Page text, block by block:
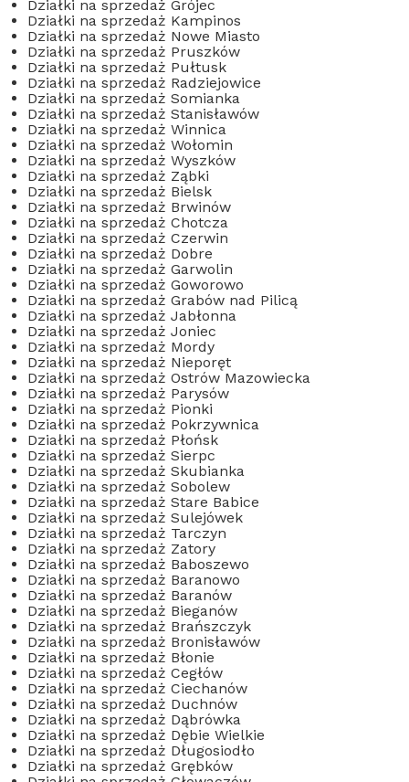
Działki na sprzedaż Grójec
Działki na sprzedaż Kampinos
Działki na sprzedaż Nowe Miasto
Działki na sprzedaż Pruszków
Działki na sprzedaż Pułtusk
Działki na sprzedaż Radziejowice
Działki na sprzedaż Somianka
Działki na sprzedaż Stanisławów
Działki na sprzedaż Winnica
Działki na sprzedaż Wołomin
Działki na sprzedaż Wyszków
Działki na sprzedaż Ząbki
Działki na sprzedaż Bielsk
Działki na sprzedaż Brwinów
Działki na sprzedaż Chotcza
Działki na sprzedaż Czerwin
Działki na sprzedaż Dobre
Działki na sprzedaż Garwolin
Działki na sprzedaż Goworowo
Działki na sprzedaż Grabów nad Pilicą
Działki na sprzedaż Jabłonna
Działki na sprzedaż Joniec
Działki na sprzedaż Mordy
Działki na sprzedaż Nieporęt
Działki na sprzedaż Ostrów Mazowiecka
Działki na sprzedaż Parysów
Działki na sprzedaż Pionki
Działki na sprzedaż Pokrzywnica
Działki na sprzedaż Płońsk
Działki na sprzedaż Sierpc
Działki na sprzedaż Skubianka
Działki na sprzedaż Sobolew
Działki na sprzedaż Stare Babice
Działki na sprzedaż Sulejówek
Działki na sprzedaż Tarczyn
Działki na sprzedaż Zatory
Działki na sprzedaż Baboszewo
Działki na sprzedaż Baranowo
Działki na sprzedaż Baranów
Działki na sprzedaż Bieganów
Działki na sprzedaż Brańszczyk
Działki na sprzedaż Bronisławów
Działki na sprzedaż Błonie
Działki na sprzedaż Cegłów
Działki na sprzedaż Ciechanów
Działki na sprzedaż Duchnów
Działki na sprzedaż Dąbrówka
Działki na sprzedaż Dębie Wielkie
Działki na sprzedaż Długosiodło
Działki na sprzedaż Grębków